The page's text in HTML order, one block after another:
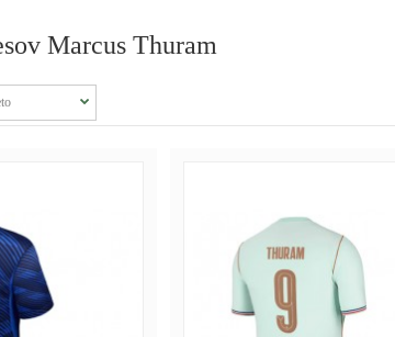
Marcus Thuram